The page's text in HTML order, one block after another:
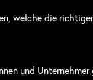
welche die
und